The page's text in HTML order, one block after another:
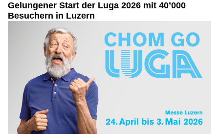
Gelungener Start der Luga 2026 mit 40’000
Besuchern in Luzern